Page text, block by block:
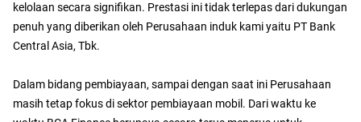
kelolaan secara signifikan. Prestasi ini tidak terlepas dari dukungan
penuh yang diberikan oleh Perusahaan induk kami yaitu PT Bank
Central Asia, Tbk.
Dalam bidang pembiayaan, sampai dengan saat ini Perusahaan
masih tetap fokus di sektor pembiayaan mobil. Dari waktu ke